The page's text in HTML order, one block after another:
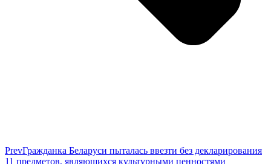
PrevГражданка Беларуси пыталась ввезти без декларирования
11 предметов, являющихся культурными ценностями